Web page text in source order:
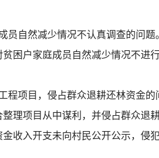
自然减少情况不认真调查的问
困户家庭成员自然减少情况不进
项目，侵占群众退耕还林资金
理项目从中谋利，并侵占群众退
收入开支未向村民公开公示，侵